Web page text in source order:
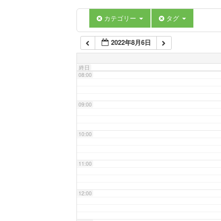
カテゴリー タグ
2022年8月6日
終日
07:00
08:00
09:00
10:00
11:00
12:00